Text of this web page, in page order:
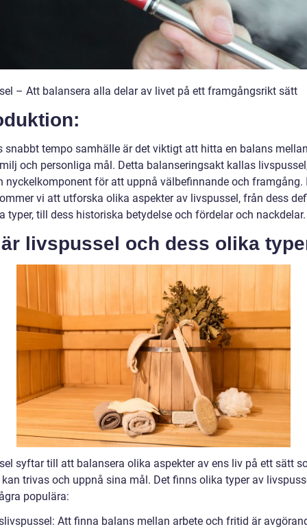
– Att balansera alla delar av livet på ett framgångsrikt sätt
snabbt tempo samhälle är det viktigt att hitta en balans
och personliga mål. Detta balanseringsakt kallas
nyckelkomponent för att uppnå välbefinnande och framgång.
vi att utforska olika aspekter av livspussel, från dess
typer, till dess historiska betydelse och fördelar och nackdelar.
är livspussel och dess olika
syftar till att balansera olika aspekter av ens liv på ett sätt
trivas och uppnå sina mål. Det finns olika typer av
populära:
Att finna balans mellan arbete och fritid är